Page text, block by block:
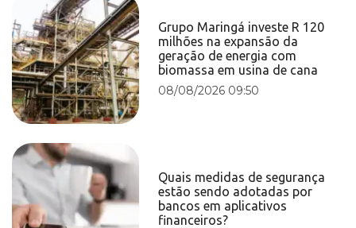
Grupo Maringá investe R 120
milhões na expansão da
geração de energia com
biomassa em usina de cana
08/08/2026 09:50
Quais medidas de segurança
estão sendo adotadas por
bancos em aplicativos
financeiros?